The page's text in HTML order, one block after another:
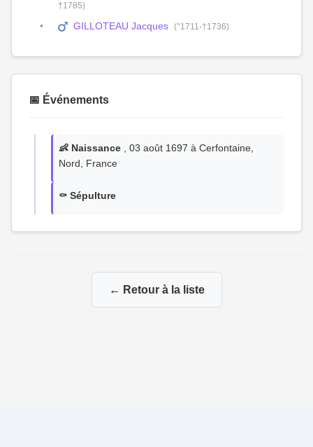
†1785)
GILLOTEAU Jacques (°1711-†1736)
📅 Événements
👶 Naissance , 03 août 1697 à Cerfontaine,
Nord, France
⚰️ Sépulture
← Retour à la liste